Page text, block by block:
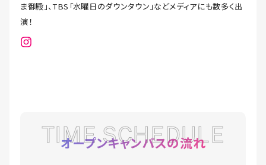
ま御殿｣、TBS「水曜日のダウンタウン」などメディアにも数多く出
演！
TIME SCHEDULE
オープンキャンパスの流れ